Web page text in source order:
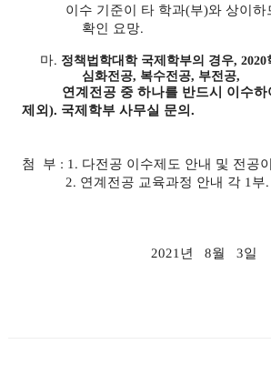
이수 기준이 타 학과(부)와 상이하
확인 요망.
마. 정책법학대학 국제학부의 경우, 2020
심화전공, 복수전공, 부전공,
연계전공 중 하나를 반드시 이수하
제외). 국제학부 사무실 문의.
첨 부 : 1. 다전공 이수제도 안내 및 전공
2. 연계전공 교육과정 안내 각 1 부
2021 년 8월 3일